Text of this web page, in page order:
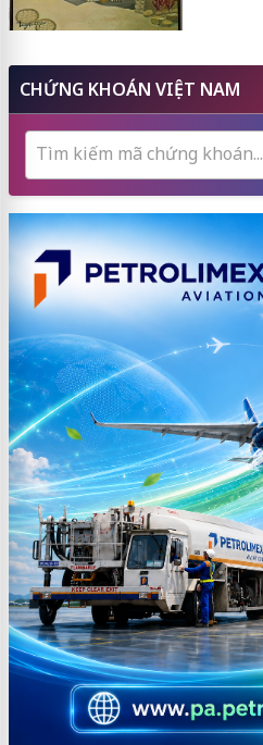
CHỨNG KHOÁN VIỆT NAM
Tìm kiếm mã chứng khoán...